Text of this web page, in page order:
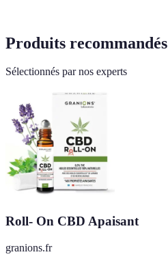
Produits recommandés
Sélectionnés par nos experts
Roll- On CBD Apaisant
granions.fr